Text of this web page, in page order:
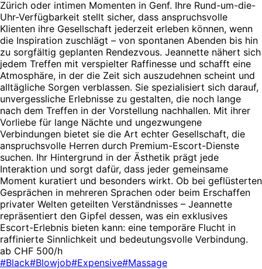
Zürich oder intimen Momenten in Genf. Ihre Rund-um-die-
Uhr-Verfügbarkeit stellt sicher, dass anspruchsvolle
Klienten ihre Gesellschaft jederzeit erleben können, wenn
die Inspiration zuschlägt – von spontanen Abenden bis hin
zu sorgfältig geplanten Rendezvous. Jeannette nähert sich
jedem Treffen mit verspielter Raffinesse und schafft eine
Atmosphäre, in der die Zeit sich auszudehnen scheint und
alltägliche Sorgen verblassen. Sie spezialisiert sich darauf,
unvergessliche Erlebnisse zu gestalten, die noch lange
nach dem Treffen in der Vorstellung nachhallen. Mit ihrer
Vorliebe für lange Nächte und ungezwungene
Verbindungen bietet sie die Art echter Gesellschaft, die
anspruchsvolle Herren durch Premium-Escort-Dienste
suchen. Ihr Hintergrund in der Ästhetik prägt jede
Interaktion und sorgt dafür, dass jeder gemeinsame
Moment kuratiert und besonders wirkt. Ob bei geflüsterten
Gesprächen in mehreren Sprachen oder beim Erschaffen
privater Welten geteilten Verständnisses – Jeannette
repräsentiert den Gipfel dessen, was ein exklusives
Escort-Erlebnis bieten kann: eine temporäre Flucht in
raffinierte Sinnlichkeit und bedeutungsvolle Verbindung.
ab CHF 500/h
#Black#Blowjob#Expensive#Massage